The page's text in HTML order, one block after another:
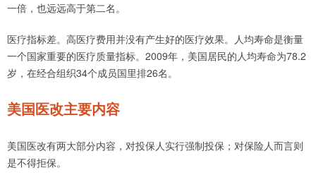
一倍，也远远高于第二名。
医疗指标差。高医疗费用并没有产生好的医疗效果。人均寿命是衡量
一个国家重要的医疗质量指标。2009年，美国居民的人均寿命为78.2
岁，在经合组织34个成员国里排26名。
美国医改主要内容
美国医改有两大部分内容，对投保人实行强制投保；对保险人而言则
是不得拒保。